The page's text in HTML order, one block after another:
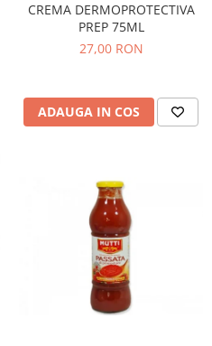
CREMA DERMOPROTECTIVA
PREP 75ML
27,00 RON
ADAUGA IN COS